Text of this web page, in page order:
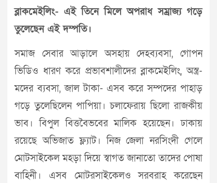
ব্লাকমেইলিং- এই তিনে মিলে অপরাধ সম্রাজ্য গড়ে
তুলেছেন এই দম্পতি।
সমাজ সেবার আড়ালে অসহায় দেহব্যবসা, গোপন
ভিডিও ধারণ করে প্রভাবশালীদের ব্লাকমেইলিং, অস্ত্র-
মদের ব্যবসা, জাল টাকা- এসব করে সম্পদের পাহাড়
গড়ে তুলেছিলেন পাপিয়া। চলাফেরায় ছিলো রাজকীয়
ভাব। বিপুল বিত্তবৈভবের মালিক হয়েছেন। ঢাকায়
রয়েছে অভিজাত ফ্ল্যাট। নিজ জেলা নরসিংদী গেলে
মোটসাইকেল মহড়া দিয়ে স্বাগত জানাতো তাদের পোষা
বাহিনী। এসব মোটরসাইকেলও সরবরাহ করেছেন